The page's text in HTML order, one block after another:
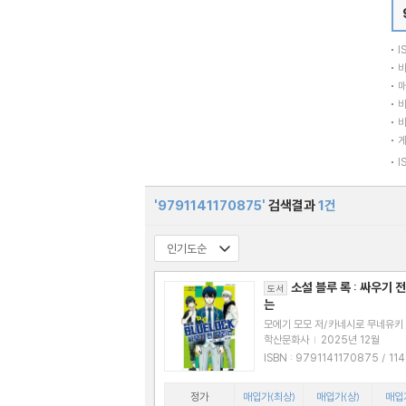
'9791141170875' 검색결과1건
도서
소설 블루 록 : 싸우기
는
모에기 모모 저/카네시로 무네유
노미야 코타 그림
학산문화사 | 2025년 12월
ISBN : 9791141170875 / 11411708
정가
매입가(최상) 매입가(상) 매